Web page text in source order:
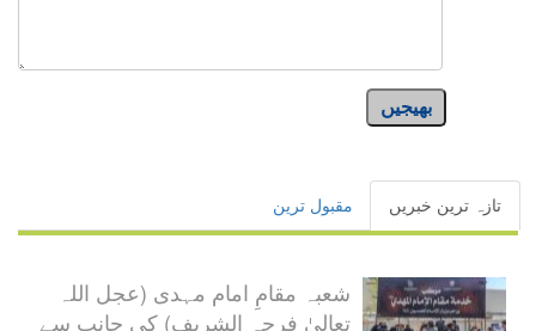
بھیجیں
تازہ ترین خبریں مقبول ترین
شعبہ مقامِ امام مہدی (عجل اللہ
تعالیٰ فرجہ الشریف) کی جانب سے